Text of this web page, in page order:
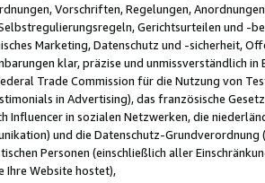
Vorschriften, Regelungen,
Gerichtsurteilen und -
Marketing, Datenschutz und -sicherheit,
klar, präzise und unmissverständlich
Trade Commission für die Nutzung von
in Advertising), das französische
Influencer in sozialen Netzwerken, die
und die Datenschutz-
Personen (einschließlich aller
Ihre Website hostet),